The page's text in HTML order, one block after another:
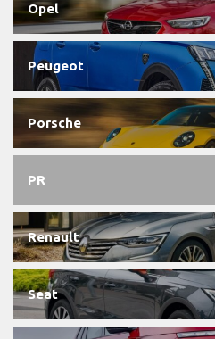
Opel
Peugeot
Porsche
PR
Renault
Seat